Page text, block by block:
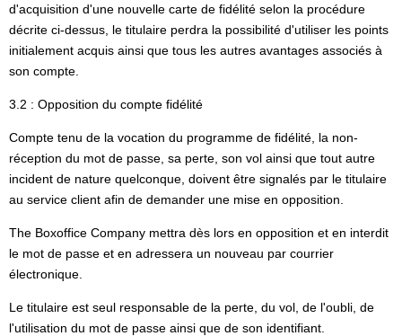
d'acquisition d'une nouvelle carte de fidélité selon la procédure
décrite ci-dessus, le titulaire perdra la possibilité d'utiliser les points
initialement acquis ainsi que tous les autres avantages associés à
son compte.
3.2 : Opposition du compte fidélité
Compte tenu de la vocation du programme de fidélité, la non-
réception du mot de passe, sa perte, son vol ainsi que tout autre
incident de nature quelconque, doivent être signalés par le titulaire
au service client afin de demander une mise en opposition.
The Boxoffice Company mettra dès lors en opposition et en interdit
le mot de passe et en adressera un nouveau par courrier
électronique.
Le titulaire est seul responsable de la perte, du vol, de l'oubli, de
l'utilisation du mot de passe ainsi que de son identifiant.